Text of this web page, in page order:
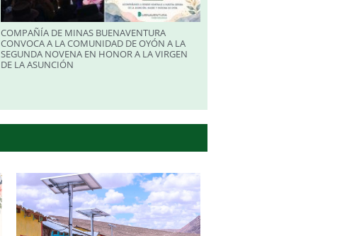
COMPAÑÍA DE MINAS BUENAVENTURA
CONVOCA A LA COMUNIDAD DE OYÓN A LA
SEGUNDA NOVENA EN HONOR A LA VIRGEN
DE LA ASUNCIÓN